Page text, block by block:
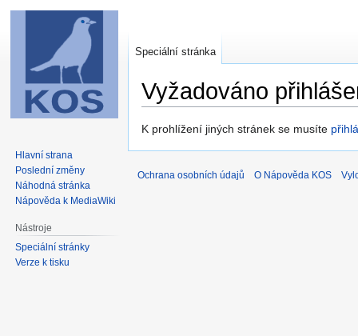
Vyžadováno
Skočit
Skočit
K prohlížení jiných stránek se musíte
Speciální stránka
Hlavní strana
Poslední změny
Náhodná stránka
Nápověda k MediaWiki
Nástroje
Speciální stránky
Verze k tisku
Ochrana osobních údajů O Nápověda KOS